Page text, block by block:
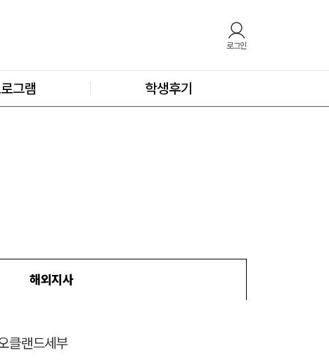
로그인
그램 학생후기
해외지사
클랜드세부